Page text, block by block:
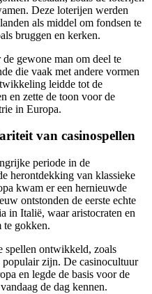
Deze loterijen werden
als middel om fondsen te
bruggen en kerken.
gewone man om deel te
die vaak met andere vormen
leidde tot de
en zette de toon voor de
in Europa.
van casinospellen
periode in de
herontdekking van klassieke
kwam er een hernieuwde
ontstonden de eerste echte
in Italië, waar aristocraten en
te gokken.
spellen ontwikkeld, zoals
populair zijn. De casinocultuur
en legde de basis voor de
de dag kennen.